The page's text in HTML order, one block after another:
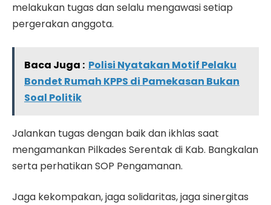
melakukan tugas dan selalu mengawasi setiap
pergerakan anggota.
Baca Juga : Polisi Nyatakan Motif Pelaku
Bondet Rumah KPPS di Pamekasan Bukan
Soal Politik
Jalankan tugas dengan baik dan ikhlas saat
mengamankan Pilkades Serentak di Kab. Bangkalan
serta perhatikan SOP Pengamanan.
Jaga kekompakan, jaga solidaritas, jaga sinergitas